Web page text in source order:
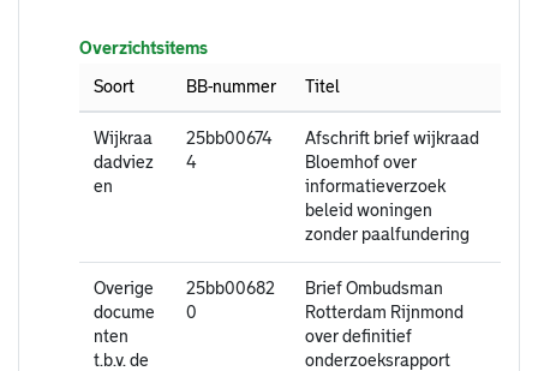
Overzichtsitems
Soort
BB-nummer Titel
Wijkraa
dadviez
en
25bb00674
4
Afschrift brief wijkraad
Bloemhof over
informatieverzoek
beleid woningen
zonder paalfundering
Overige
docume
nten
t.b.v. de
25bb00682
0
Brief Ombudsman
Rotterdam Rijnmond
over definitief
onderzoeksrapport